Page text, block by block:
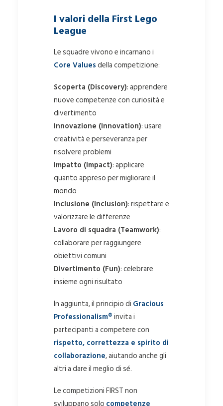
I valori della First Lego
League
Le squadre vivono e incarnano i
Core Valuesdella competizione:
Scoperta (Discovery): apprendere
nuove competenze con curiosità e
divertimento
Innovazione (Innovation): usare
creatività e perseveranza per
risolvere problemi
Impatto (Impact): applicare
quanto appreso per migliorare il
mondo
Inclusione (Inclusion): rispettare e
valorizzare le differenze
Lavoro di squadra (Teamwork):
collaborare per raggiungere
obiettivi comuni
Divertimento (Fun): celebrare
insieme ogni risultato
In aggiunta, il principio di Gracious
Professionalism®invita i
partecipanti a competere con
rispetto, correttezza e spirito di
collaborazione, aiutando anche gli
altri a dare il meglio di sé.
Le competizioni FIRST non